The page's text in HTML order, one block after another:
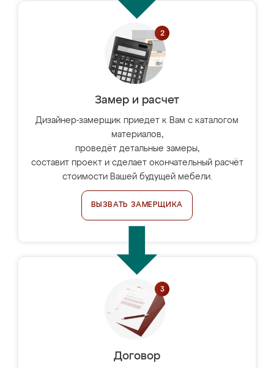
Замер и расчет
Дизайнер-замерщик приедет к Вам с каталогом
материалов,
проведёт детальные замеры,
составит проект и сделает окончательный расчёт
стоимости Вашей будущей мебели.
ВЫЗВАТЬ ЗАМЕРЩИКА
Договор